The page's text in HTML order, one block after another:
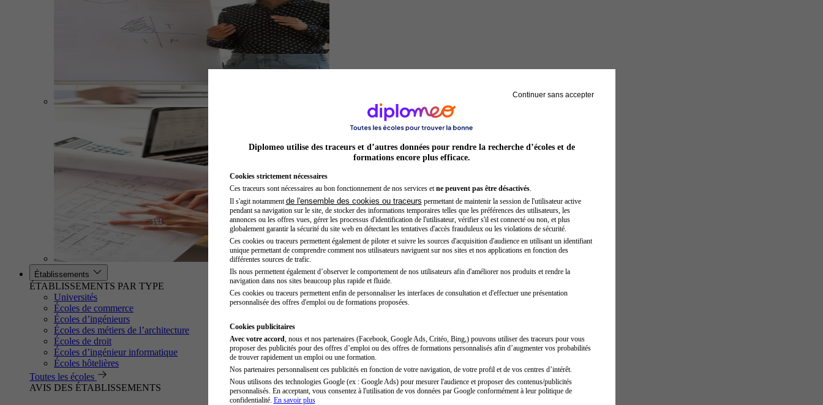
Chef de projet
Établissements
ÉTABLISSEMENTS PAR TYPE
Universités
Écoles de commerce
Écoles d’ingénieurs
Écoles des métiers de l’architecture
Écoles de droit
Écoles d’ingénieur informatique
Écoles hôtelières
Toutes les écoles
AVIS DES ÉTABLISSEMENTS
Continuer sans accepter
Diplomeo utilise des traceurs et d’autres données pour rendre la recherche d’écoles et de
formations encore plus efficace.
Cookies strictement nécessaires
Ces traceurs sont nécessaires au bon fonctionnement de nos services et ne peuvent pas être désactivés.
Il s'agit notamment de l'ensemble des cookies ou traceurs permettant de maintenir la session de l'utilisateur active
pendant sa navigation sur le site, de stocker des informations temporaires telles que les préférences des utilisateurs, les
annonces ou les offres vues, gérer les processus d'identification de l'utilisateur, vérifier s'il est connecté ou non, et plus
globalement garantir la sécurité du site web en détectant les tentatives d'accès frauduleux ou les violations de sécurité.
Ces cookies ou traceurs permettent également de piloter et suivre les sources d'acquisition d'audience en utilisant un identifiant
unique permettant de comprendre comment nos utilisateurs naviguent sur nos sites et nos applications en fonction des
différentes sources de trafic.
Ils nous permettent également d’observer le comportement de nos utilisateurs afin d'améliorer nos produits et rendre la
navigation dans nos sites beaucoup plus rapide et fluide.
Ces cookies ou traceurs permettent enfin de personnaliser les interfaces de consultation et d'effectuer une présentation
personnalisée des offres d'emploi ou de formations proposées.
Cookies publicitaires
Avec votre accord , nous et nos partenaires (Facebook, Google Ads, Critéo, Bing,) pouvons utiliser des traceurs pour vous
proposer des publicités pour des offres d’emploi ou des offres de formations personnalisés afin d’augmenter vos probabilités
de trouver rapidement un emploi ou une formation.
Nos partenaires personnalisent ces publicités en fonction de votre navigation, de votre profil et de vos centres d’intérêt.
Nous utilisons des technologies Google (ex : Google Ads) pour mesurer l'audience et proposer des contenus/publicités
personnalisés. En acceptant, vous consentez à l'utilisation de vos données par Google conformément à leur politique de
confidentialité. En savoir plus